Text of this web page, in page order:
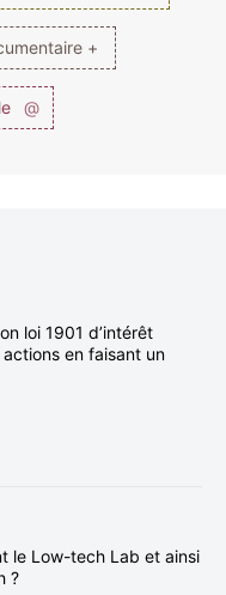
+
@
loi 1901 d’intérêt
en faisant un
le Low-tech Lab et ainsi
?